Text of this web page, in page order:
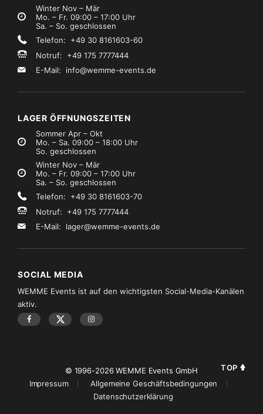
Winter Nov – Mär
Mo. – Fr. 09:00 – 17:00 Uhr
Sa. – So. geschlossen
Telefon: +49 30 8161603-60
Notruf: +49 175 7777444
E-Mail: info@wemme-events.de
LAGER ÖFFNUNGSZEITEN
Sommer Apr – Okt
Mo. – Sa. 09:00 – 18:00 Uhr
So. geschlossen
Winter Nov – Mär
Mo. – Fr. 09:00 – 17:00 Uhr
Sa. – So. geschlossen
Telefon: +49 30 8161603-70
Notruf: +49 175 7777444
E-Mail: lager@wemme-events.de
SOCIAL MEDIA
WEMME Events ist auf den wichtigsten Social-Media-Kanälen
aktiv.
© 1996-2026 WEMME Events GmbH
Impressum
Allgemeine Geschäftsbedingungen
Datenschutzerklärung
TOP